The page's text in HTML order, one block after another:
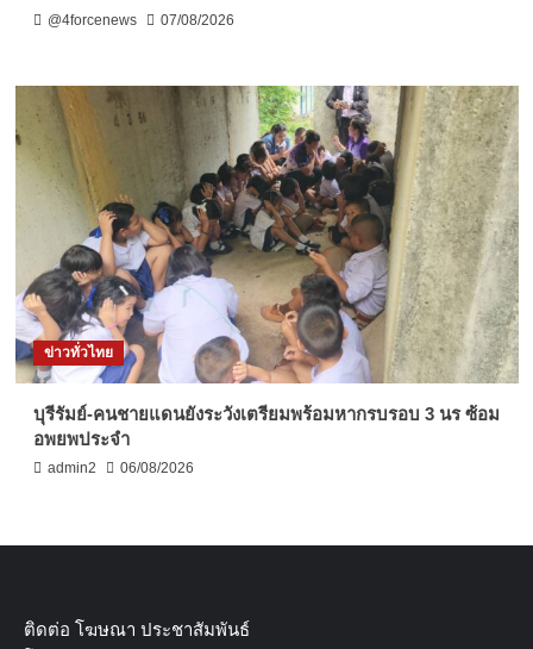
@4forcenews 07/08/2026
ข่าวทั่วไทย
บุรีรัมย์-คนชายแดนยังระวังเตรียมพร้อมหากรบรอบ 3 นร ซ้อม
อพยพประจำ
admin2 06/08/2026
ติดต่อ​ โฆษณา​ ประชาสัมพันธ์